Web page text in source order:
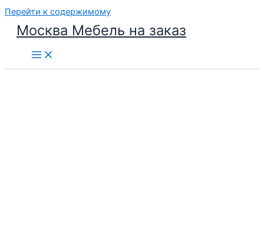
Перейти к содержимому
Москва Мебель на заказ